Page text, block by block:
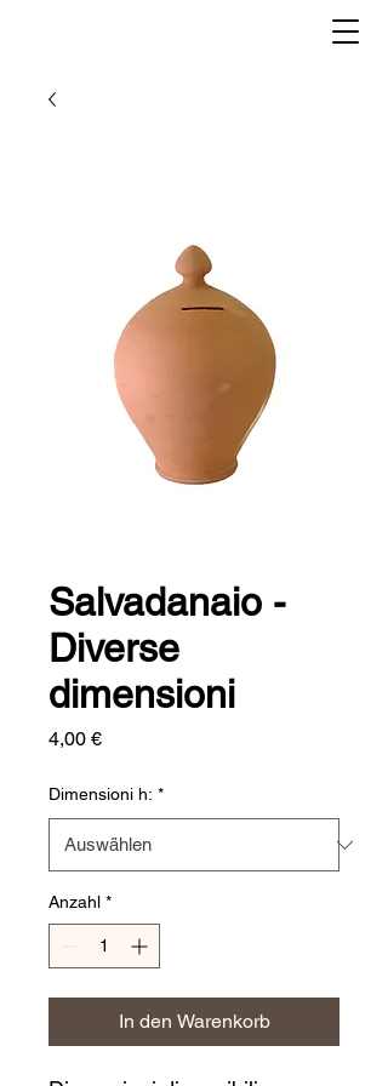
Salvadanaio -
Diverse
dimensioni
4,00 €Preis
Dimensioni h: *
Anzahl *
In den Warenkorb